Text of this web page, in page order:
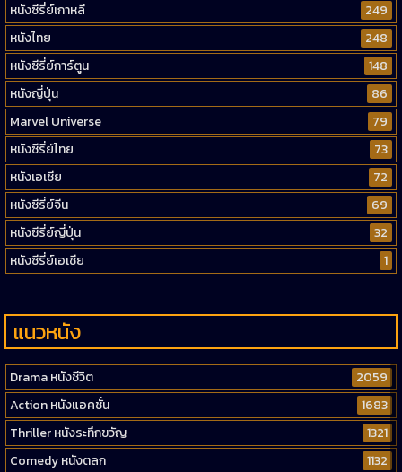
หนังซีรี่ย์เกาหลี
249
หนังไทย
248
หนังซีรี่ย์การ์ตูน
148
หนังญี่ปุ่น
86
Marvel Universe
79
หนังซีรี่ย์ไทย
73
หนังเอเชีย
72
หนังซีรี่ย์จีน
69
หนังซีรี่ย์ญี่ปุ่น
32
หนังซีรี่ย์เอเชีย
1
แนวหนัง
Drama หนังชีวิต
2059
Action หนังแอคชั่น
1683
Thriller หนังระทึกขวัญ
1321
Comedy หนังตลก
1132